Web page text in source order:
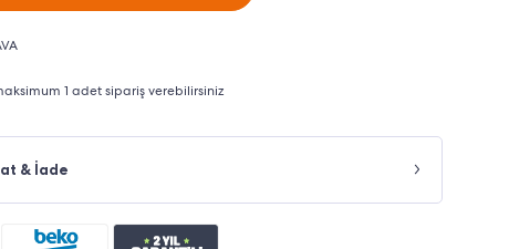
1 adet sipariş verebilirsiniz
& İade